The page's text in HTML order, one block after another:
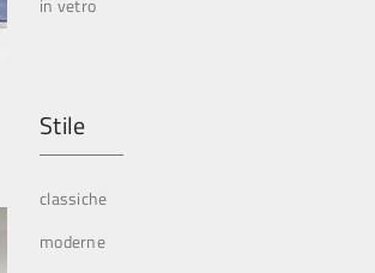
in vetro
Stile
classiche
moderne